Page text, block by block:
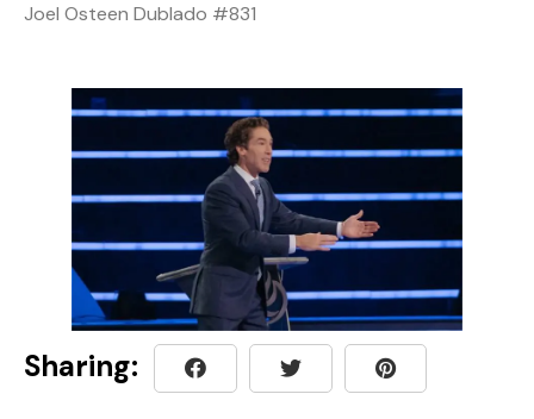
Joel Osteen Dublado #831
Sharing: